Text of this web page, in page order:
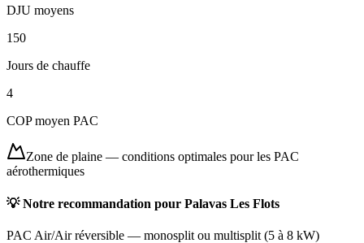
DJU moyens
150
Jours de chauffe
4
COP moyen PAC
Zone de plaine — conditions optimales pour les PAC
aérothermiques
💡 Notre recommandation pour Palavas Les Flots
PAC Air/Air réversible — monosplit ou multisplit (5 à 8 kW)